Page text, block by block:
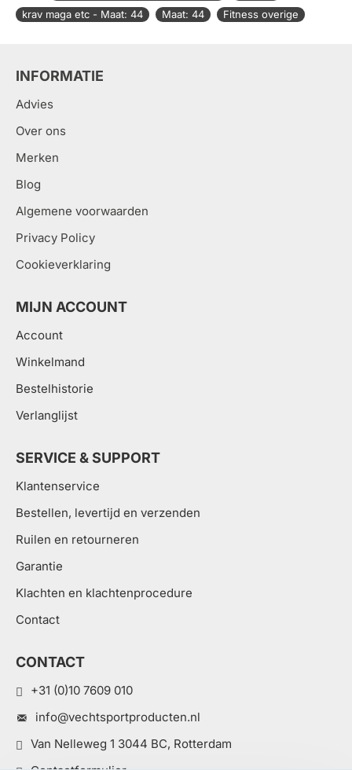
krav maga etc - Maat: 44
Maat: 44 Fitness overige
INFORMATIE
Advies
Over ons
Merken
Blog
Algemene voorwaarden
Privacy Policy
Cookieverklaring
MIJN ACCOUNT
Account
Winkelmand
Bestelhistorie
Verlanglijst
SERVICE & SUPPORT
Klantenservice
Bestellen, levertijd en verzenden
Ruilen en retourneren
Garantie
Klachten en klachtenprocedure
Contact
CONTACT
+31 (0)10 7609 010
info@vechtsportproducten.nl
Van Nelleweg 1 3044 BC, Rotterdam